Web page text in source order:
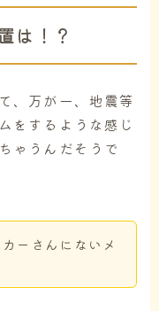
は！？
、万が一、地震等
をするような感じ
ゃうんだそうで
ーさんにないメ